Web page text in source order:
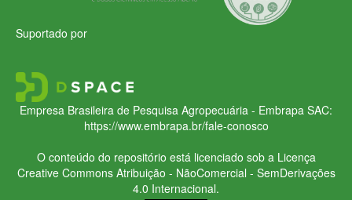
Suportado por
Empresa Brasileira de Pesquisa Agropecuária - Embrapa SAC:
https://www.embrapa.br/fale-conosco
O conteúdo do repositório está licenciado sob a Licença
Creative CommonsAtribuição - NãoComercial - SemDerivações
4.0 Internacional.